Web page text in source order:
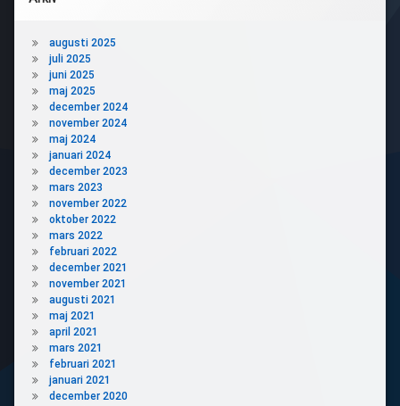
augusti 2025
juli 2025
juni 2025
maj 2025
december 2024
november 2024
maj 2024
januari 2024
december 2023
mars 2023
november 2022
oktober 2022
mars 2022
februari 2022
december 2021
november 2021
augusti 2021
maj 2021
april 2021
mars 2021
februari 2021
januari 2021
december 2020